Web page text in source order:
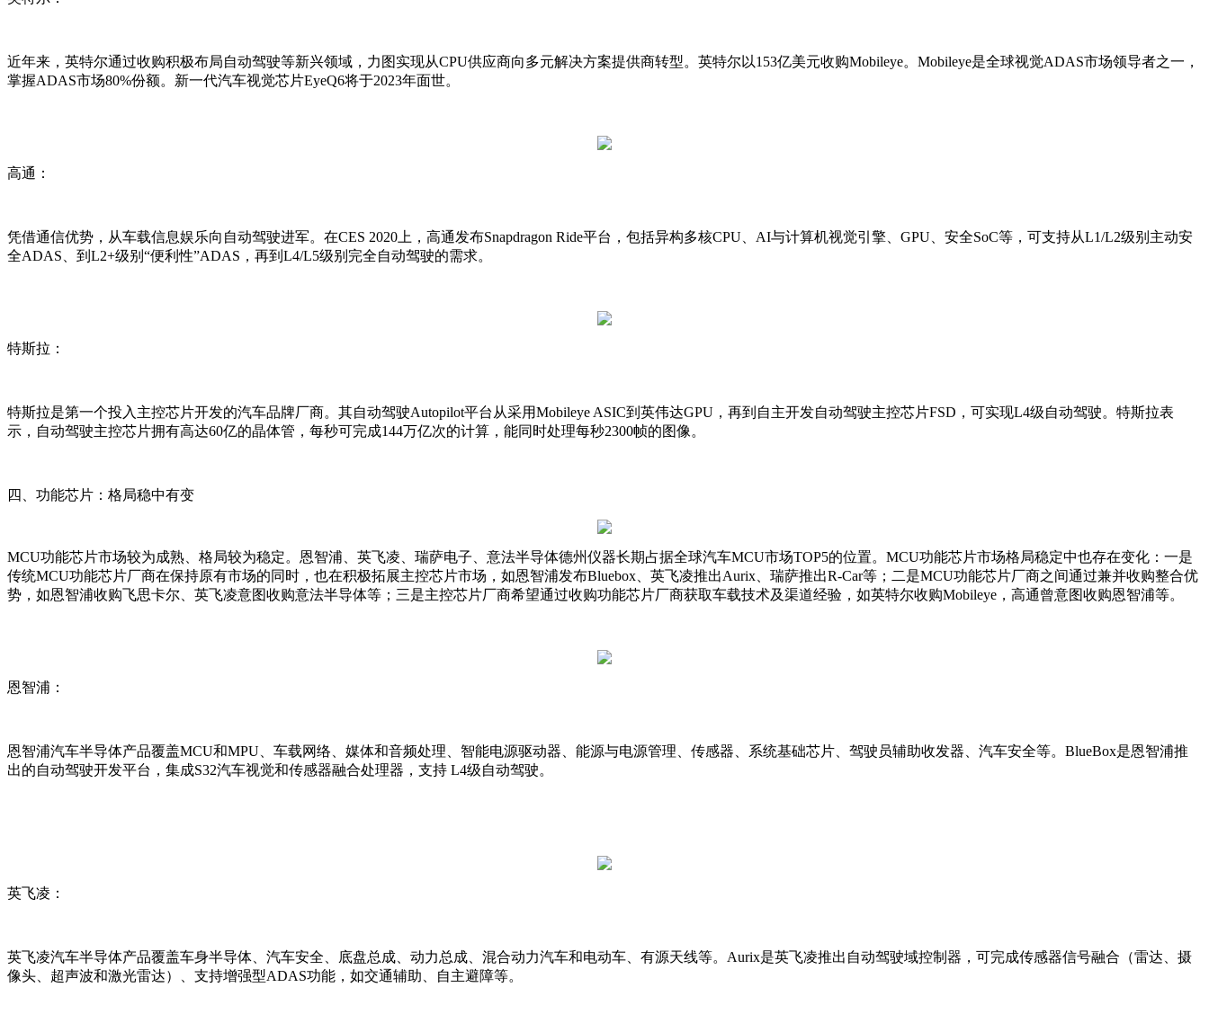
近年来，英特尔通过收购积极布局自动驾驶等新兴领域，力图实现从CPU供应商向多元解决方案提供商转型。英特尔以153亿美元收购Mobileye。Mobileye是全球视觉ADAS市场领导者之一，
掌握ADAS市场80%份额。新一代汽车视觉芯片EyeQ6将于2023年面世。
高通：
凭借通信优势，从车载信息娱乐向自动驾驶进军。在CES 2020上，高通发布Snapdragon Ride平台，包括异构多核CPU、AI与计算机视觉引擎、GPU、安全SoC等，可支持从L1/L2级别主动安
全ADAS、到L2+级别“便利性”ADAS，再到L4/L5级别完全自动驾驶的需求。
特斯拉：
特斯拉是第一个投入主控芯片开发的汽车品牌厂商。其自动驾驶Autopilot平台从采用Mobileye ASIC到英伟达GPU，再到自主开发自动驾驶主控芯片FSD，可实现L4级自动驾驶。特斯拉表
示，自动驾驶主控芯片拥有高达60亿的晶体管，每秒可完成144万亿次的计算，能同时处理每秒2300帧的图像。
四、功能芯片：格局稳中有变
MCU功能芯片市场较为成熟、格局较为稳定。恩智浦、英飞凌、瑞萨电子、意法半导体德州仪器长期占据全球汽车MCU市场TOP5的位置。MCU功能芯片市场格局稳定中也存在变化：一是
传统MCU功能芯片厂商在保持原有市场的同时，也在积极拓展主控芯片市场，如恩智浦发布Bluebox、英飞凌推出Aurix、瑞萨推出R-Car等；二是MCU功能芯片厂商之间通过兼并收购整合优
势，如恩智浦收购飞思卡尔、英飞凌意图收购意法半导体等；三是主控芯片厂商希望通过收购功能芯片厂商获取车载技术及渠道经验，如英特尔收购Mobileye，高通曾意图收购恩智浦等。
恩智浦：
恩智浦汽车半导体产品覆盖MCU和MPU、车载网络、媒体和音频处理、智能电源驱动器、能源与电源管理、传感器、系统基础芯片、驾驶员辅助收发器、汽车安全等。BlueBox是恩智浦推
出的自动驾驶开发平台，集成S32汽车视觉和传感器融合处理器，支持 L4级自动驾驶。
英飞凌：
英飞凌汽车半导体产品覆盖车身半导体、汽车安全、底盘总成、动力总成、混合动力汽车和电动车、有源天线等。Aurix是英飞凌推出自动驾驶域控制器，可完成传感器信号融合（雷达、摄
像头、超声波和激光雷达）、支持增强型ADAS功能，如交通辅助、自主避障等。